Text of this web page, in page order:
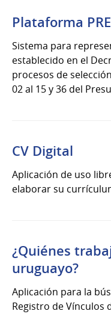
Plataforma
Sistema para
establecido en el
procesos de
02 al 15 y 36 del
CV Digital
Aplicación de uso
elaborar su
¿Quiénes
uruguayo?
Aplicación para la
Registro de Vínculos